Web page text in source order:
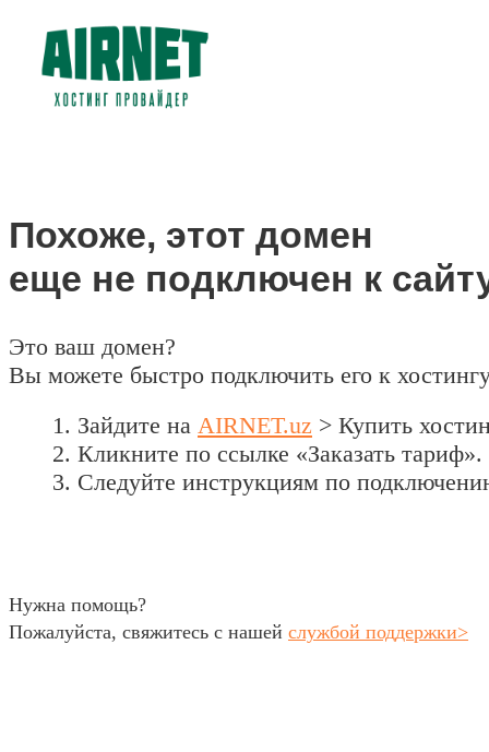
Похоже, этот домен
еще не подключен к
Это ваш домен?
Вы можете быстро подключить его к
Зайдите на AIRNET.uz > Купить
Кликните по ссылке «Заказать тариф».
Следуйте инструкциям по
Нужна помощь?
Пожалуйста, свяжитесь с нашей службой поддержки>